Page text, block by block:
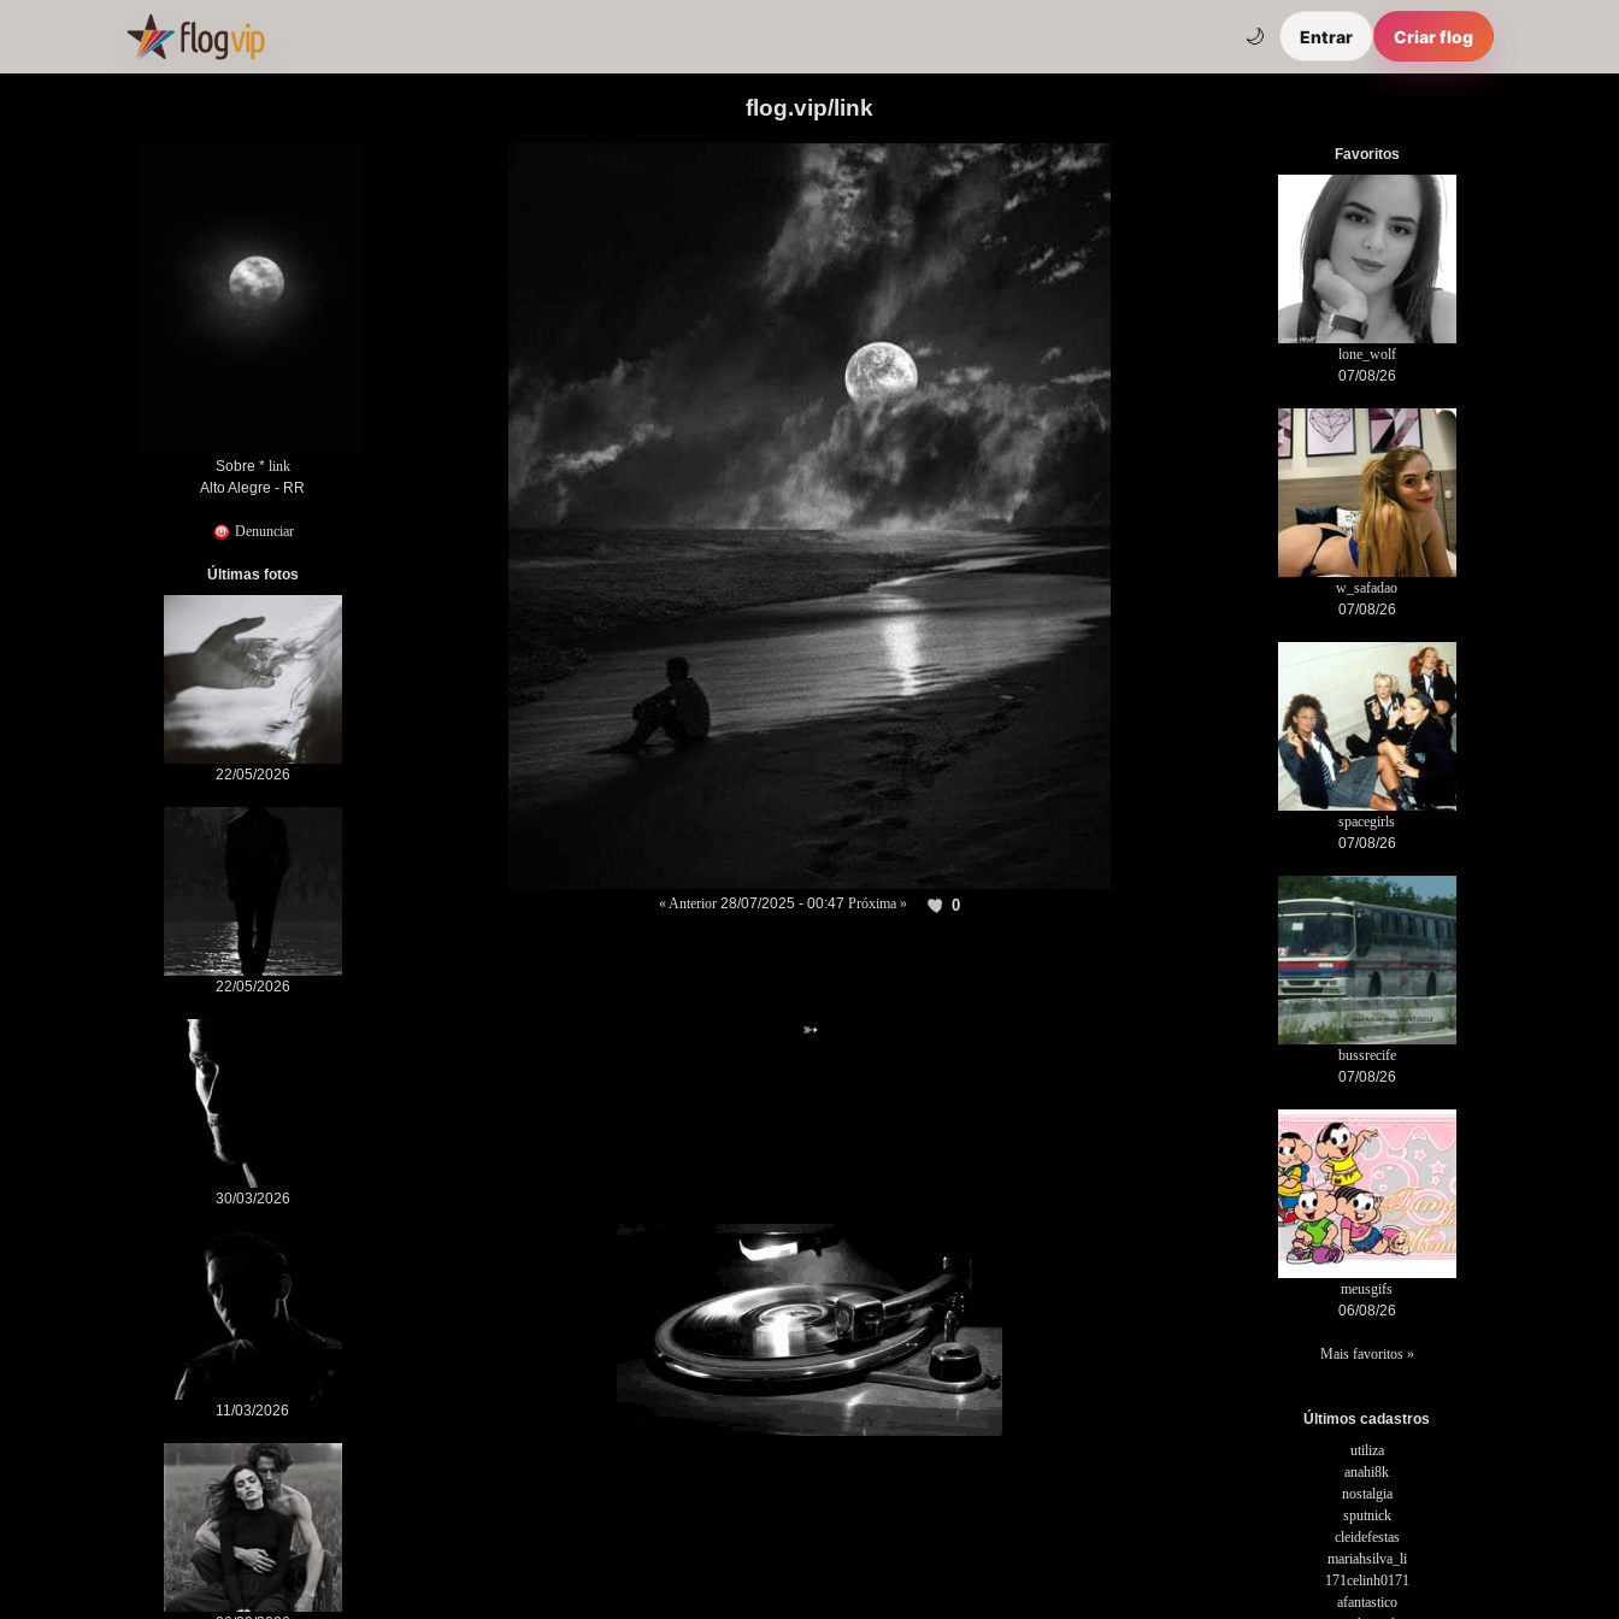
🌙 Entrar Criar flog
flog.vip/link
« Anterior 28/07/2025 - 00:47 Próxima » 0
➳
Sobre * link
Alto Alegre - RR
Denunciar
Últimas fotos
22/05/2026
22/05/2026
30/03/2026
11/03/2026
Favoritos
lone_wolf
07/08/26
w_safadao
07/08/26
spacegirls
07/08/26
bussrecife
07/08/26
meusgifs
06/08/26
Mais favoritos »
Últimos cadastros
utiliza
anahi8k
nostalgia
sputnick
cleidefestas
mariahsilva_li
171celinh0171
afantastico